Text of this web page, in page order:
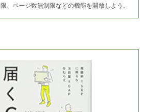
限、ページ数無制限などの機能を開放しよう。